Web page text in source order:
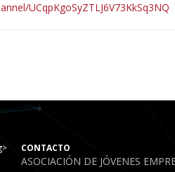
UCqpKgoSyZTLJ6V73KkSq3NQ
CONTACTO
ASOCIACIÓN DE JÓVENES